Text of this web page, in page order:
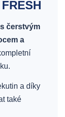
čerstvým
a
a díky
také